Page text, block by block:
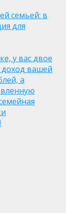
семьей: в
для
у вас двое
доход вашей
а